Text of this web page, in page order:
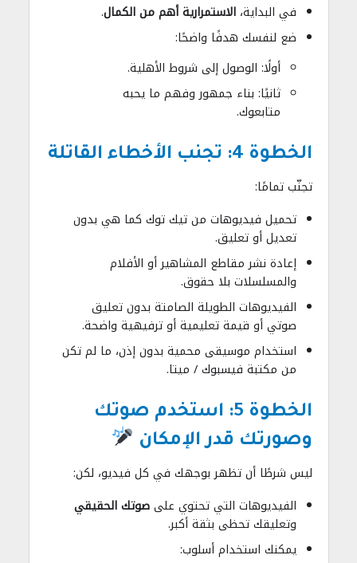
في البداية،الاستمرارية أهم من الكمال.
ضع لنفسك هدفًا واضحًا:
أولًا: الوصول إلى شروط الأهلية.
ثانيًا: بناء جمهور وفهم ما يحبه
متابعوك.
الخطوة 4: تجنب الأخطاء القاتلة
تجنّب تمامًا:
تحميل فيديوهات من تيك توك كما هي بدون
تعديل أو تعليق.
إعادة نشر مقاطع المشاهير أو الأفلام
والمسلسلات بلا حقوق.
الفيديوهات الطويلة الصامتة بدون تعليق
صوتي أو قيمة تعليمية أو ترفيهية واضحة.
استخدام موسيقى محمية بدون إذن، ما لم تكن
من مكتبة فيسبوك / ميتا.
الخطوة 5: استخدم صوتك
وصورتك قدر الإمكان
ليس شرطًا أن تظهر بوجهك في كل فيديو، لكن:
الفيديوهات التي تحتوي علىصوتك الحقيقي
وتعليقك تحظى بثقة أكبر.
يمكنك استخدام أسلوب: